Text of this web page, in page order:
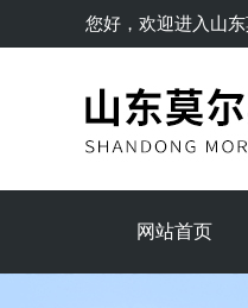
您好，欢迎进入 山
网站首页